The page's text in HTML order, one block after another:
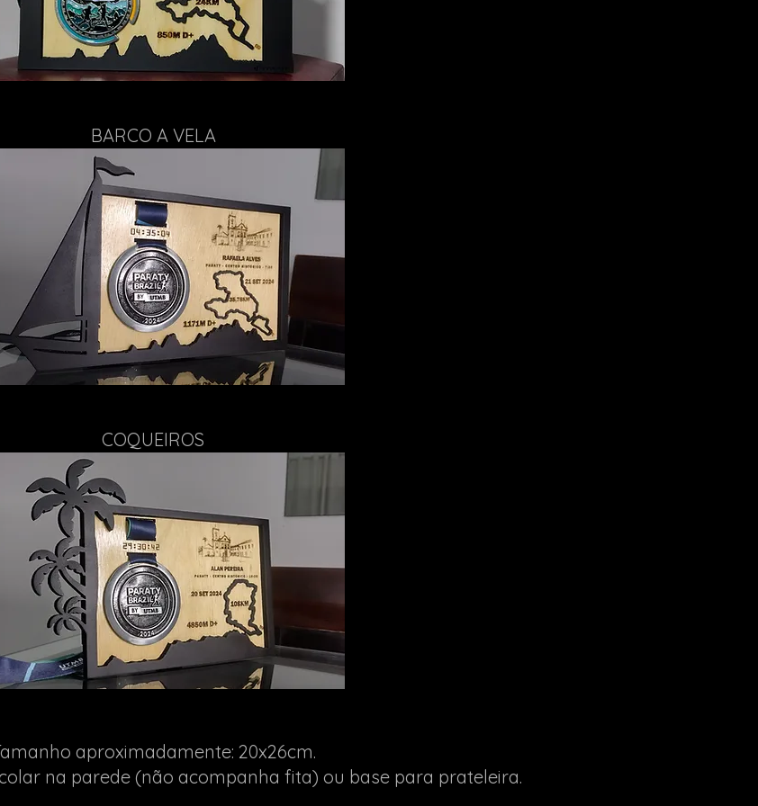
BARCO A VELA
COQUEIROS
aproximadamente: 20x26cm.
na parede (não acompanha fita) ou base para prateleira.